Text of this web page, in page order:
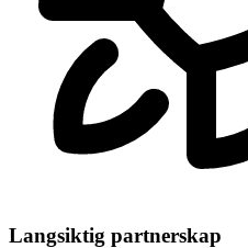
Langsiktig partnerskap